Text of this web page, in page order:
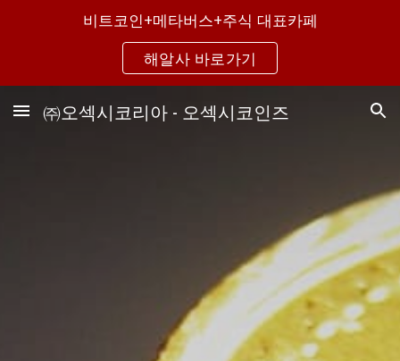
Skip to main content Skip to navigation
비트코인+메타버스+주식 대표카페
해알사 바로가기
㈜오섹시코리아 - 오섹시코인즈